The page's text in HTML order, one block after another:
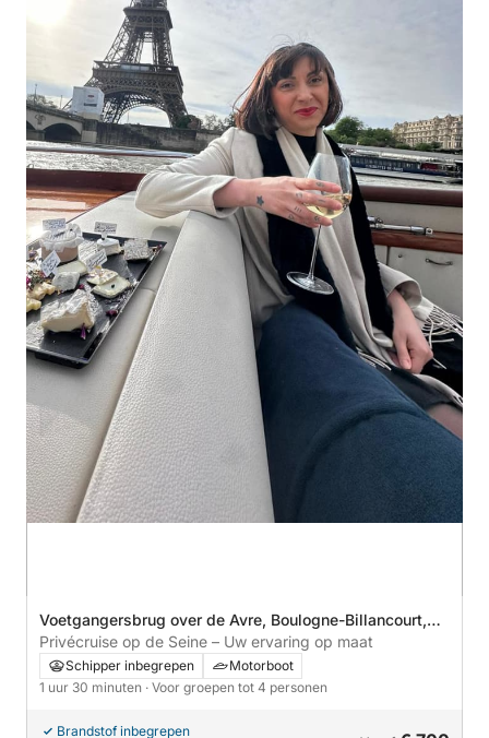
Voetgangersbrug over de Avre, Boulogne-Billancourt,
Frankrijk
Privécruise op de Seine – Uw ervaring op maat
Schipper inbegrepen
Motorboot
1 uur 30 minuten · Voor groepen tot 4 personen
Brandstof inbegrepen